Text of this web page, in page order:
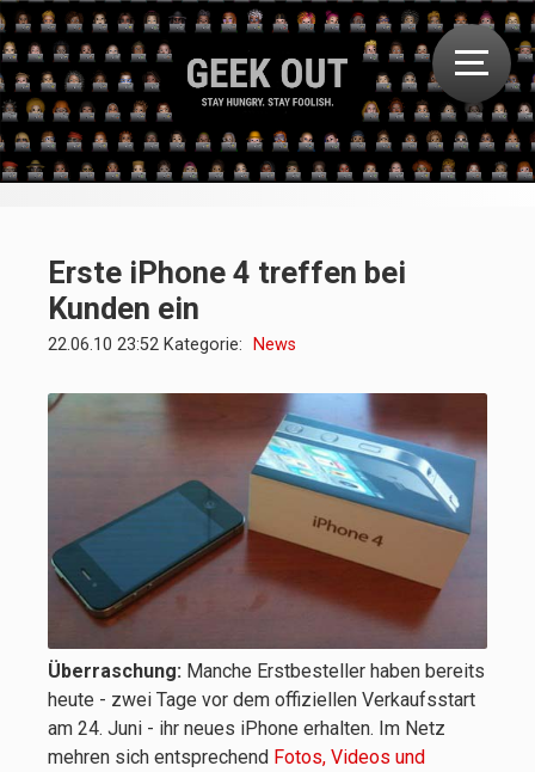
Erste iPhone 4 treffen bei
Kunden ein
22.06.10 23:52 Kategorie: News
Überraschung: Manche Erstbesteller haben bereits
heute - zwei Tage vor dem offiziellen Verkaufsstart
am 24. Juni - ihr neues iPhone erhalten. Im Netz
mehren sich entsprechend Fotos, Videos und